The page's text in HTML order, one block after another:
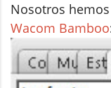
Nosotros
Wacom Bamboo